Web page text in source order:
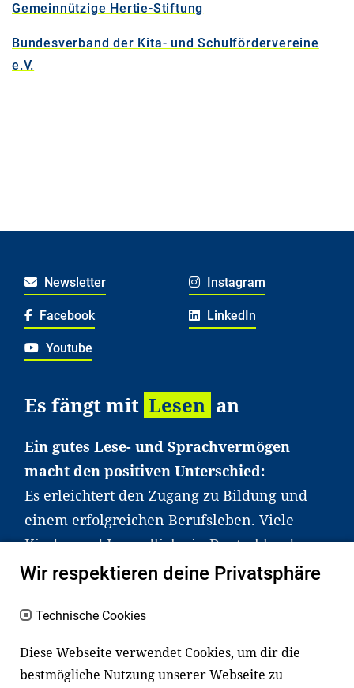
Gemeinnützige Hertie-Stiftung
Bundesverband der Kita- und Schulfördervereine
e.V.
Newsletter Instagram
Facebook LinkedIn
Youtube
Es fängt mit Lesen an
Ein gutes Lese- und Sprachvermögen
macht den positiven Unterschied:
Es erleichtert den Zugang zu Bildung und
einem erfolgreichen Berufsleben. Viele
Kinder und Jugendliche in Deutschland
haben aber große Schwierigkeiten dabei.
an Familien sowie an Erzieher*innen,
Lehrer*innen und andere
Fachexpert*innen. Dafür arbeiten wir eng
Wir respektieren deine Privatsphäre
Technische Cookies
Diese Webseite verwendet Cookies, um dir die
bestmögliche Nutzung unserer Webseite zu